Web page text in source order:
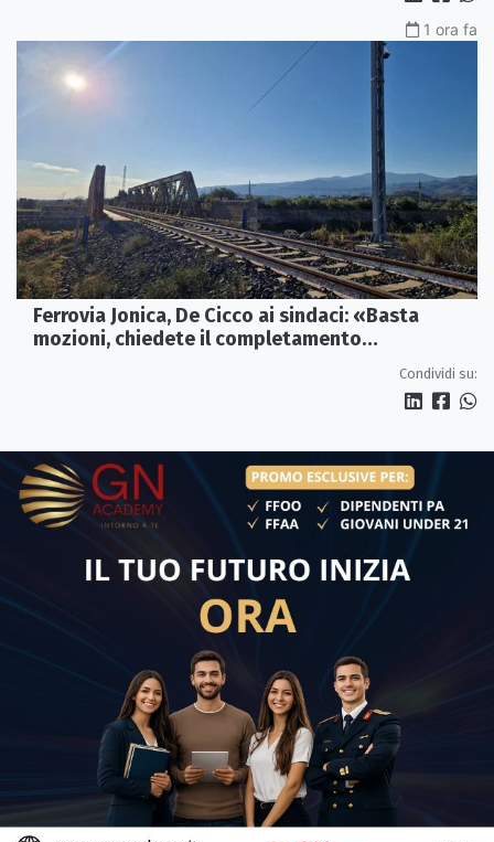
1 ora fa
Ferrovia Jonica, De Cicco ai sindaci: «Basta
mozioni, chiedete il completamento
Condividi su: